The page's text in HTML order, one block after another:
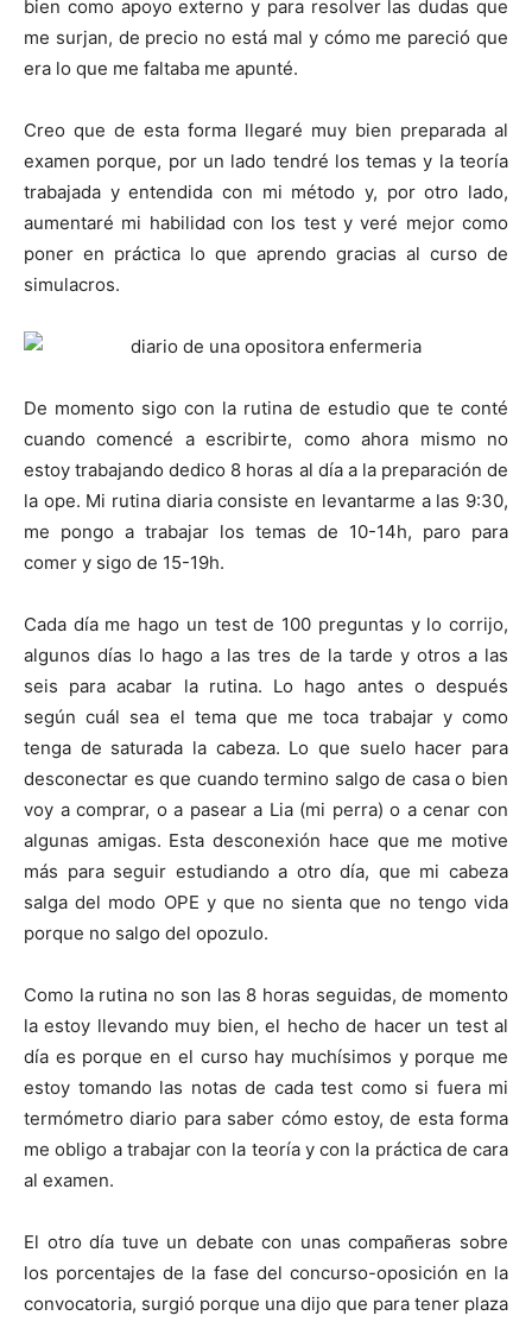
bien como apoyo externo y para resolver las dudas que
me surjan, de precio no está mal y cómo me pareció que
era lo que me faltaba me apunté.
Creo que de esta forma llegaré muy bien preparada al
examen porque, por un lado tendré los temas y la teoría
trabajada y entendida con mi método y, por otro lado,
aumentaré mi habilidad con los test y veré mejor como
poner en práctica lo que aprendo gracias al curso de
simulacros.
De momento sigo con la rutina de estudio que te conté
cuando comencé a escribirte, como ahora mismo no
estoy trabajando dedico 8 horas al día a la preparación de
la ope. Mi rutina diaria consiste en levantarme a las 9:30,
me pongo a trabajar los temas de 10-14h, paro para
comer y sigo de 15-19h.
Cada día me hago un test de 100 preguntas y lo corrijo,
algunos días lo hago a las tres de la tarde y otros a las
seis para acabar la rutina. Lo hago antes o después
según cuál sea el tema que me toca trabajar y como
tenga de saturada la cabeza. Lo que suelo hacer para
desconectar es que cuando termino salgo de casa o bien
voy a comprar, o a pasear a Lia (mi perra) o a cenar con
algunas amigas. Esta desconexión hace que me motive
más para seguir estudiando a otro día, que mi cabeza
salga del modo OPE y que no sienta que no tengo vida
porque no salgo del opozulo.
Como la rutina no son las 8 horas seguidas, de momento
la estoy llevando muy bien, el hecho de hacer un test al
día es porque en el curso hay muchísimos y porque me
estoy tomando las notas de cada test como si fuera mi
termómetro diario para saber cómo estoy, de esta forma
me obligo a trabajar con la teoría y con la práctica de cara
al examen.
El otro día tuve un debate con unas compañeras sobre
los porcentajes de la fase del concurso-oposición en la
convocatoria, surgió porque una dijo que para tener plaza